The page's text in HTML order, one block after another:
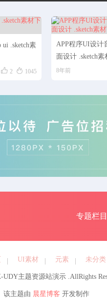
正在为您加载新内容
.sketch素
 2  1045
APP程序UI设计
面设计 .sketch素
8年前
专题栏目
UI素材 元素 未分类
UDY主题资源站演示.AllRights
该主题由 晨星博客 开发制作